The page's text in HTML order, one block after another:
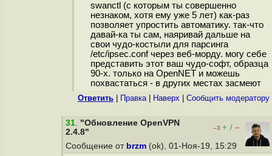
swanctl (с которым ты совершенно
незнаком, хотя ему уже 5 лет) как-раз
позволяет упростить автоматику. так-что
давай-ка ты сам, наяривай дальше на
свои чудо-костыли для парсинга
/etc/ipsec.conf через веб-морду. могу себе
представить этот ваш чудо-софт, образца
90-х. только на OpenNET и можешь
похвастаться - в других местах засмеют
Ответить Правка| Наверх Cообщить модератору
31. "Обновление OpenVPN
2.4.8"
–3 + / –
Сообщение от brzm (ok), 01-Ноя-19, 15:29